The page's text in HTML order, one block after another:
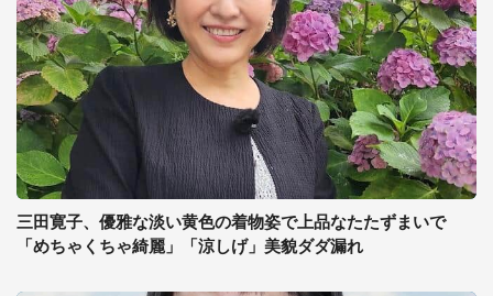
三田寛子、優雅な淡い黄色の着物姿で上品なたたずまいで
「めちゃくちゃ綺麗」「涼しげ」美貌ダダ漏れ